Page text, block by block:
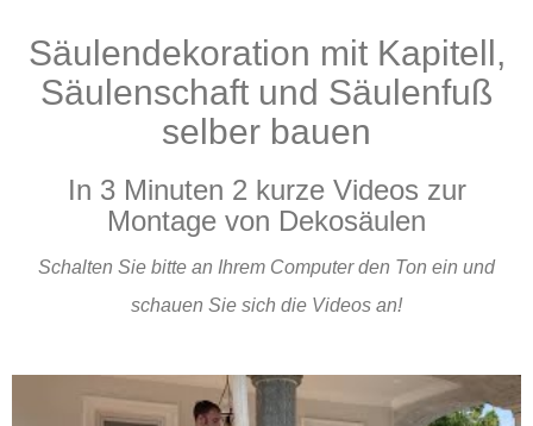
Säulendekoration mit Kapitell,
Säulenschaft und Säulenfuß
selber bauen
In 3 Minuten 2 kurze Videos zur
Montage von Dekosäulen
Schalten Sie bitte an Ihrem Computer den Ton ein und
schauen Sie sich die Videos an!
Produkte